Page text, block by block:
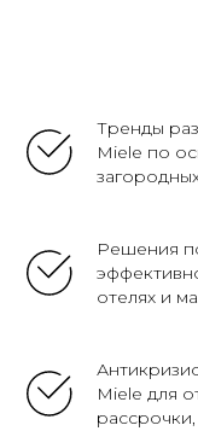
Тренды
Miele по
Решения
отелях и
Miele для